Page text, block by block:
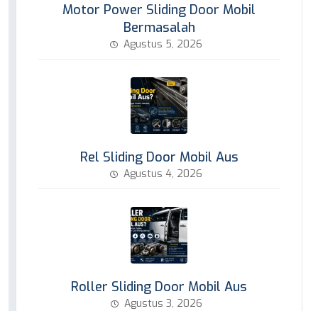
Motor Power Sliding Door Mobil
Bermasalah
Agustus 5, 2026
Rel Sliding Door Mobil Aus
Agustus 4, 2026
Roller Sliding Door Mobil Aus
Agustus 3, 2026